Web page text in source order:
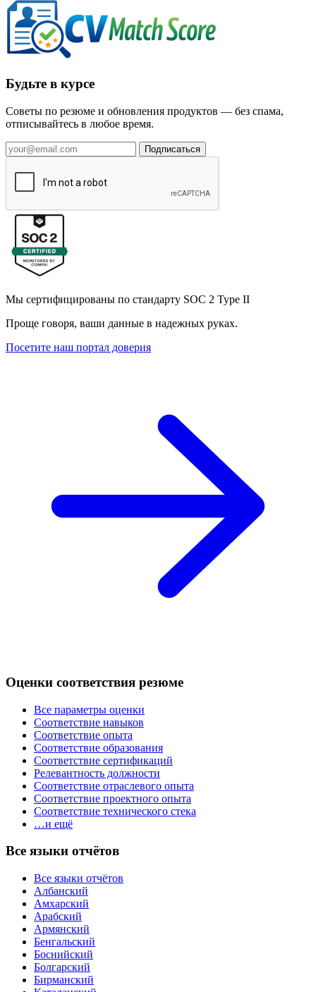
Будьте в курсе
Советы по резюме и обновления продуктов — без спама,
отписывайтесь в любое время.
Подписаться
Мы сертифицированы по стандарту SOC 2 Type II
Проще говоря, ваши данные в надежных руках.
Посетите наш портал доверия
Оценки соответствия резюме
Все параметры оценки
Соответствие навыков
Соответствие опыта
Соответствие образования
Соответствие сертификаций
Релевантность должности
Соответствие отраслевого опыта
Соответствие проектного опыта
Соответствие технического стека
…и ещё
Все языки отчётов
Все языки отчётов
Албанский
Амхарский
Арабский
Армянский
Бенгальский
Боснийский
Болгарский
Бирманский